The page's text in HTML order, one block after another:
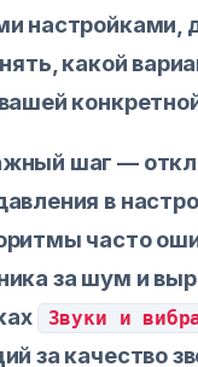
настройками,
какой
шаг —
в
часто
за шум и
Звуки и
за качество